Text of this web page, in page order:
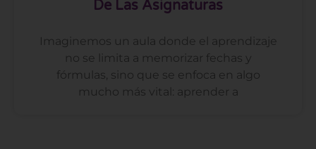
De Las Asignaturas
Imaginemos un aula donde el aprendizaje
no se limita a memorizar fechas y
fórmulas, sino que se enfoca en algo
mucho más vital: aprender a